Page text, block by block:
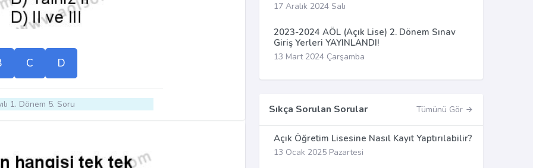
C D
1. Dönem 5. Soru
17 Aralık 2024 Salı
2023-2024 AÖL (Açık Lise) 2. Dönem Sınav
Giriş Yerleri YAYINLANDI!
13 Mart 2024 Çarşamba
Sıkça Sorulan Sorular Tümünü Gör
Açık Öğretim Lisesine Nasıl Kayıt Yaptırılabilir?
13 Ocak 2025 Pazartesi